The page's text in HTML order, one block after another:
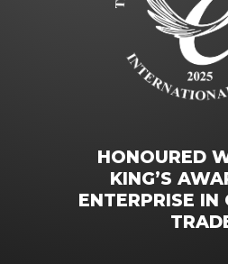
HONOURED
KING’S
ENTERPRISE IN